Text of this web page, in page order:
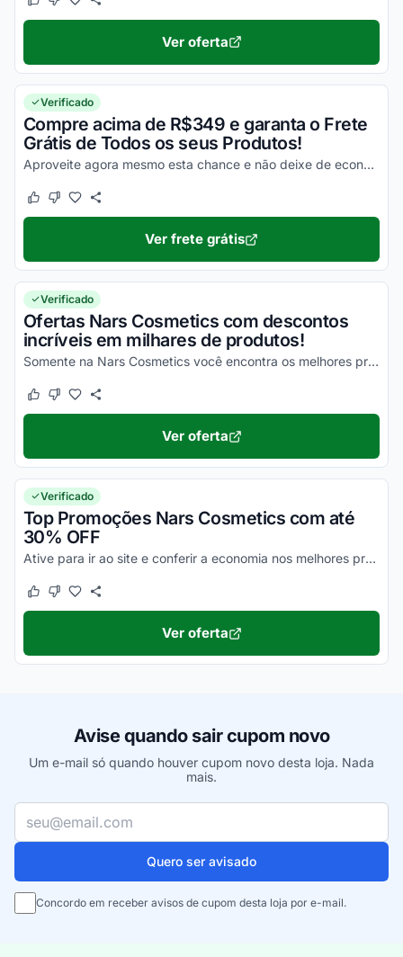
Este cupom funcionou
Este cupom não funcionou
Ver oferta
Verificado
Compre acima de R$349 e garanta o Frete
Grátis de Todos os seus Produtos!
Aproveite agora mesmo esta chance e não deixe de economizar na entrega de todas as suas compras!
Este cupom funcionou
Este cupom não funcionou
Ver frete grátis
Verificado
Ofertas Nars Cosmetics com descontos
incríveis em milhares de produtos!
Somente na Nars Cosmetics você encontra os melhores produtos e cosméticos um custo-benefício tão excelente, dentro de uma plataforma onde você aproveita e usufrui da melhor qualida...
Este cupom funcionou
Este cupom não funcionou
Ver oferta
Verificado
Top Promoções Nars Cosmetics com até
30% OFF
Ative para ir ao site e conferir a economia nos melhores produtos Nars Cosmetics. Corra!
Este cupom funcionou
Este cupom não funcionou
Ver oferta
Avise quando sair cupom novo
Um e-mail só quando houver cupom novo desta loja. Nada
mais.
Quero ser avisado
Concordo em receber avisos de cupom desta loja por e-mail.